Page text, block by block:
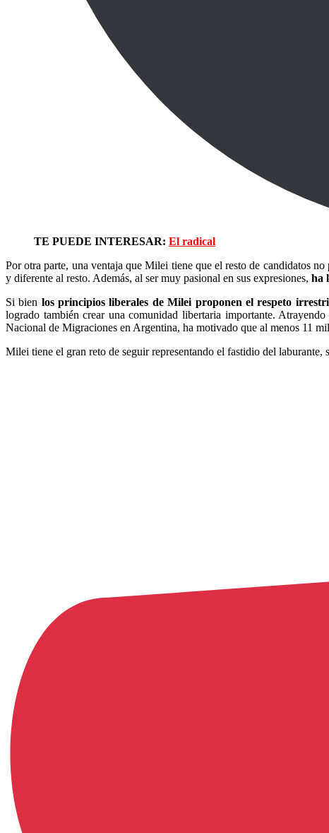
TE PUEDE INTERESAR: El radical
Por otra parte, una ventaja que Milei tiene que el resto de candidatos
y diferente al resto. Además, al ser muy pasional en sus expresiones, ha
Si bien los principios liberales de Milei proponen el respeto
logrado también crear una comunidad libertaria importante.
Nacional de Migraciones en Argentina, ha motivado que al menos 11
Milei tiene el gran reto de seguir representando el fastidio del